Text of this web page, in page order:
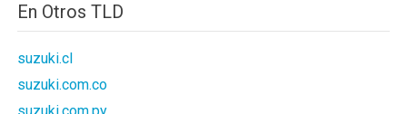
En Otros TLD
suzuki.cl
suzuki.com.co